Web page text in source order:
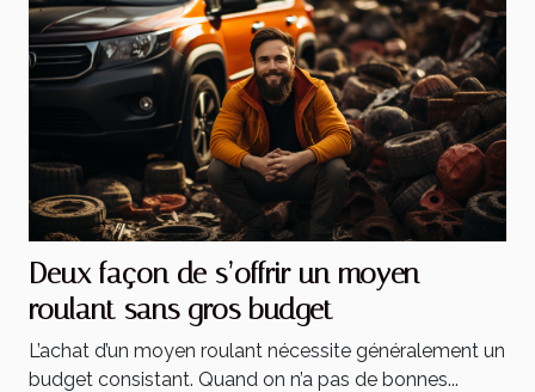
Deux façon de s’offrir un moyen
roulant sans gros budget
L’achat d’un moyen roulant nécessite généralement un
budget consistant. Quand on n’a pas de bonnes...